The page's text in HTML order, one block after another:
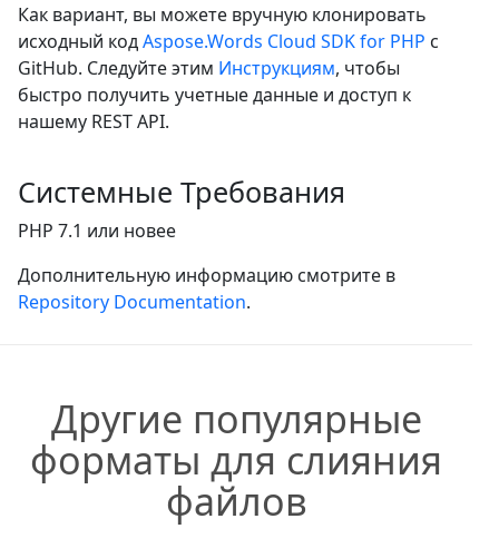
Как вариант, вы можете вручную клонировать
исходный кодAspose.Words Cloud SDK for PHP с
GitHub. Следуйте этим Инструкциям, чтобы
быстро получить учетные данные и доступ к
нашему REST API.
Системные Требования
PHP 7.1 или новее
Дополнительную информацию смотрите в
Repository Documentation.
Другие популярные
форматы для слияния
файлов